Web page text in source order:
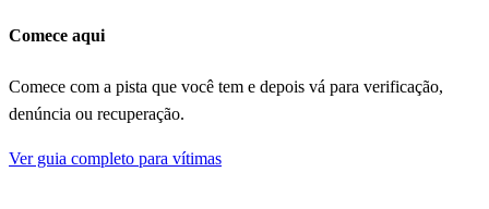
Comece aqui
Comece com a pista que você tem e depois vá para verificação,
denúncia ou recuperação.
Ver guia completo para vítimas